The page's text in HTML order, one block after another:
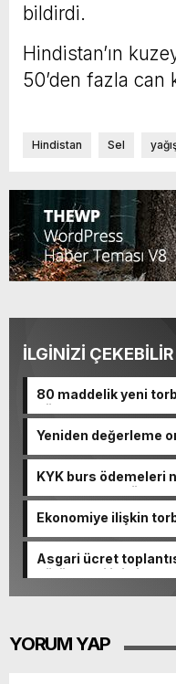
bildirdi.
Hindistan’ın
50’den fazla can
Hindistan Sel
İLGİNİZİ ÇEKEBİLİR
80 maddelik yeni
düzenlemeler
Yeniden değerleme
KYK burs ödemeleri
GSB KYK burs
Ekonomiye ilişkin
Asgari ücret
görüşmesi için ilk
YORUM YAP